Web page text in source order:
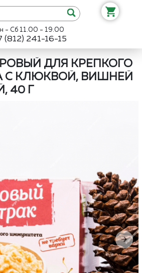
- Сб 11.00 - 19.00
(812) 241-16-15
ДЛЯ КРЕПКОГО
С КЛЮКВОЙ, ВИШНЕЙ
40 Г